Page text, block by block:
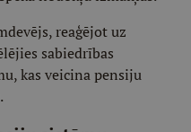
reaģējot uz
sabiedrības
kas veicina pensiju